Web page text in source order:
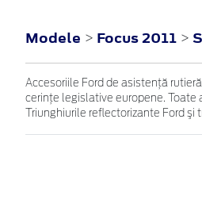
Modele > Focus 2011 >
Accesoriile Ford de asistenţă
cerinţe legislative europene. Toate
Triunghiurile reflectorizante Ford